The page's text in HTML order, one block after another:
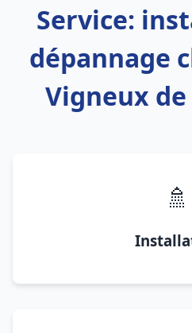
Service:
dépannage
Vigneux
🚿